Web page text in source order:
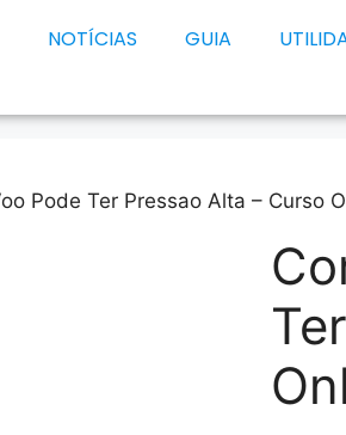
NOTÍCIAS GUIA
Pode Ter Pressao Alta – Curso